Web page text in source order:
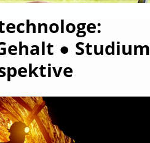
● Studium